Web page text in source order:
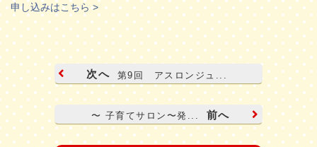
申し込みはこちら >
次へ 第9回 アスロンジュ...
〜 子育てサロン〜発... 前へ